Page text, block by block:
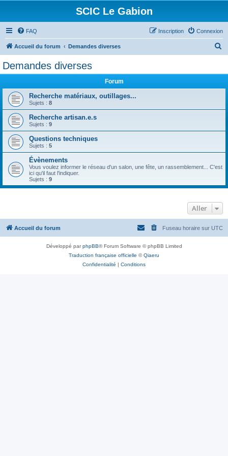
SCIC Le Gabion
FAQ Connexion
Inscription
Accueil du forum Demandes diverses
h
Demandes diverses
Forum
Recherche matériaux, outillages...
Sujets : 8
Recherche artisan.e.s
Sujets : 9
Questions techniques
Sujets : 5
Évènements
Vous voulez informer le réseau d'un salon, une fête, un rassemblement... C'est
ici qu'il faut l'indiquer.
Sujets : 9
Aller
Accueil du forum Fuseau horaire sur UTC
Développé parphpBB® Forum Software © phpBB Limited
Traduction française officielle ©Qiaeru
Confidentialité | Conditions